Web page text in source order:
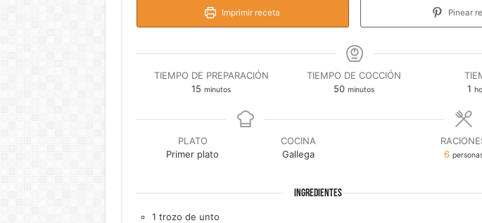
Imprimir receta Pinear
TIEMPO DE PREPARACIÓN
15 minutos
minutos
TIEMPO DE COCCIÓN
50minutos
minutos
1
PLATO
Primer plato
COCINA
Gallega
6
INGREDIENTES
1 trozo de unto